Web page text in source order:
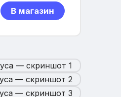
В магазин